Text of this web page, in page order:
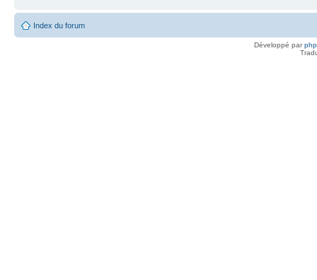
Index du forum
Développé par